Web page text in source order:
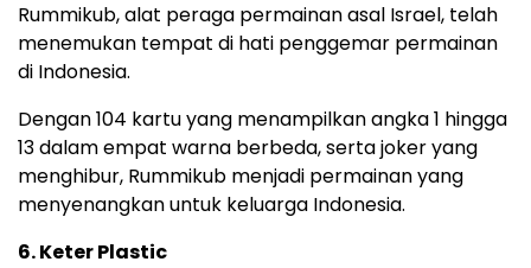
Rummikub, alat peraga permainan asal Israel, telah
menemukan tempat di hati penggemar permainan
di Indonesia.
Dengan 104 kartu yang menampilkan angka 1 hingga
13 dalam empat warna berbeda, serta joker yang
menghibur, Rummikub menjadi permainan yang
menyenangkan untuk keluarga Indonesia.
6. Keter Plastic